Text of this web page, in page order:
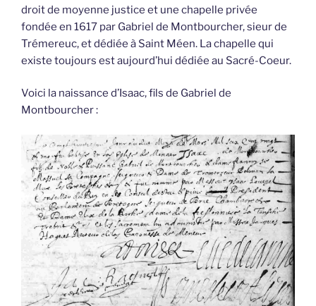
droit de moyenne justice et une chapelle privée
fondée en 1617 par Gabriel de Montbourcher, sieur de
Trémereuc, et dédiée à Saint Méen. La chapelle qui
existe toujours est aujourd’hui dédiée au Sacré-Coeur.
Voici la naissance d’Isaac, fils de Gabriel de
Montbourcher :